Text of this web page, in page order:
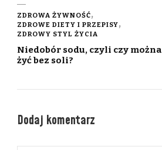
ZDROWA ŻYWNOŚĆ
ZDROWE DIETY I PRZEPISY
ZDROWY STYL ŻYCIA
Niedobór sodu, czyli czy można
żyć bez soli?
Dodaj komentarz